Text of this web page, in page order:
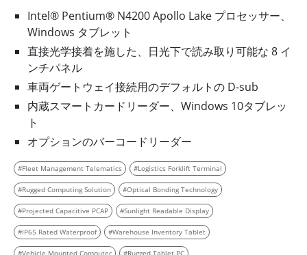
Intel® Pentium® N4200 Apollo Lake プロセッサー、
Windows タブレット
直接光学接着を施した、日光下で読み取り可能な 8 イ
ンチパネル
車両ゲートウェイ接続用のデフォルトの D-sub
内蔵スマートカードリーダー、Windows 10タブレッ
ト
オプションのバーコードリーダー
#Fleet Management Telematics #Logistics Forklift Terminal
#Rugged Computing Solution #Optical Bonding Technology
#Projected Capacitive PCAP #Sunlight Readable Display
#IP65 Rated Waterproof #Warehouse Inventory Tablet